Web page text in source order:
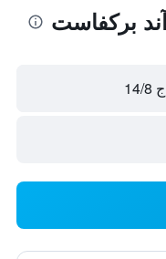
بركفاست
ج 14/8